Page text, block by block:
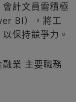
計文員需積極
BI），將工
保持競爭力。
業 主要職務